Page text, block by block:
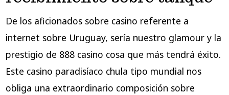
De los aficionados sobre casino referente a
internet sobre Uruguay, serí­a nuestro glamour y la
prestigio de 888 casino cosa que más tendrá éxito.
Este casino paradisíaco chula tipo mundial nos
obliga una extraordinario composición sobre